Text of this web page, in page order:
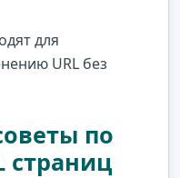
для
URL без
по
страниц